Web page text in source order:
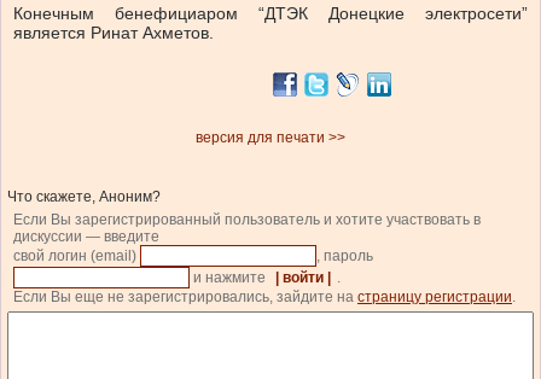
Конечным бенефициаром “ДТЭК Донецкие электросети”
является Ринат Ахметов.
версия для печати >>
Что скажете, Аноним?
Если Вы зарегистрированный пользователь и хотите участвовать в
дискуссии — введите
свой логин (email)
, пароль
и нажмите
| войти |
.
Если Вы еще не зарегистрировались, зайдите на страницу регистрации.